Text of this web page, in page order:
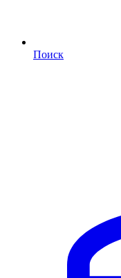
Поиск